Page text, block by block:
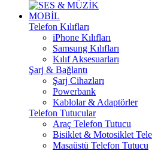
MOBİL
Telefon Kılıfları
iPhone Kılıfları
Samsung Kılıfları
Kılıf Aksesuarları
Şarj & Bağlantı
Şarj Cihazları
Powerbank
Kablolar & Adaptörler
Telefon Tutucular
Araç Telefon Tutucu
Bisiklet & Motosiklet
Masaüstü Telefon Tutucu